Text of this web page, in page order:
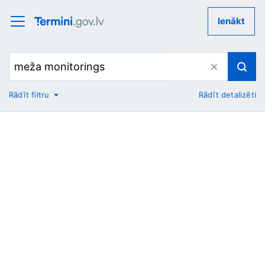
Ienākt
No
Rādīt filtru Rādīt detalizēti